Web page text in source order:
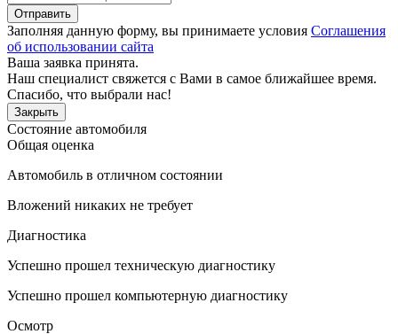
Отправить
Заполняя данную форму, вы принимаете условия Соглашения
об использовании сайта
Ваша заявка принята.
Наш специалист свяжется с Вами в самое ближайшее время.
Спасибо, что выбрали нас!
Закрыть
Состояние автомобиля
Общая оценка
Автомобиль в отличном состоянии
Вложений никаких не требует
Диагностика
Успешно прошел техническую диагностику
Успешно прошел компьютерную диагностику
Осмотр